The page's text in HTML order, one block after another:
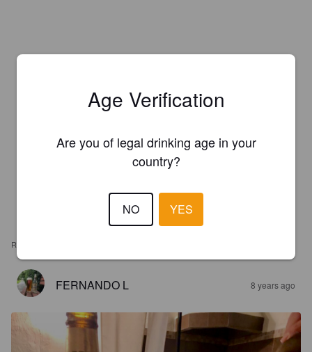
REVIEWS
FERNANDO L 8 years ago
Age Verification
Are you of legal drinking age in your
country?
NO YES